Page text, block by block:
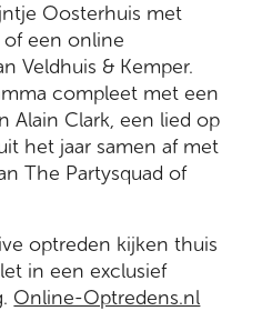
Oosterhuis met
een online
Veldhuis & Kemper.
compleet met een
Alain Clark, een lied op
het jaar samen af met
The Partysquad of
optreden kijken thuis
in een exclusief
Online-Optredens.nl